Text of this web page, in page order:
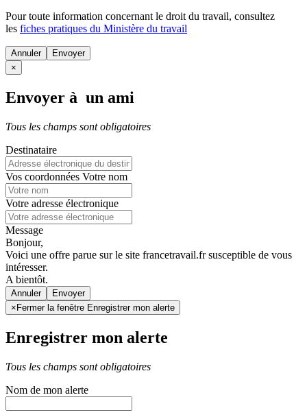
Pour toute information concernant le droit du travail, consultez
les fiches pratiques du Ministère du travail
Annuler
×
Envoyer à un ami
Tous les champs sont obligatoires
Destinataire
Vos coordonnées Votre nom
Votre adresse électronique
Message
Bonjour,
Voici une offre parue sur le site francetravail.fr susceptible de vous
intéresser.
A bientôt.
Annuler
× Fermer la fenêtre Enregistrer mon alerte
Enregistrer mon alerte
Tous les champs sont obligatoires
Nom de mon alerte